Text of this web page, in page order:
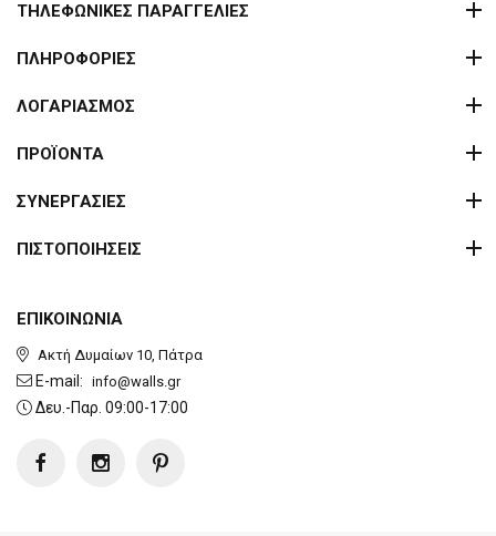
ΕΠΙΚΟΙΝΩΝΙΑ
Ακτή Δυμαίων 10, Πάτρα
E-mail: info@walls.gr
Δευ.-Παρ. 09:00-17:00
ΤΗΛΕΦΩΝΙΚΕΣ ΠΑΡΑΓΓΕΛΙΕΣ
ΠΛΗΡΟΦΟΡΙΕΣ
ΛΟΓΑΡΙΑΣΜΟΣ
ΠΡΟΪΟΝΤΑ
ΣΥΝΕΡΓΑΣΙΕΣ
ΠΙΣΤΟΠΟΙΗΣΕΙΣ